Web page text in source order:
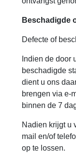
Beschadigde
Defecte of
Indien de door
beschadigde
dient u ons
brengen via e-
binnen de 7
Nadien krijgt u
mail en/of
op te lossen.